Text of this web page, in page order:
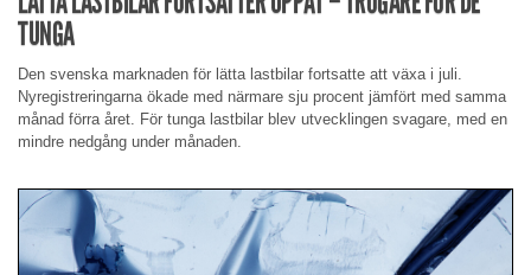
TUNGA
Den svenska marknaden för lätta lastbilar fortsatte att växa i juli.
Nyregistreringarna ökade med närmare sju procent jämfört med samma
månad förra året. För tunga lastbilar blev utvecklingen svagare, med en
mindre nedgång under månaden.